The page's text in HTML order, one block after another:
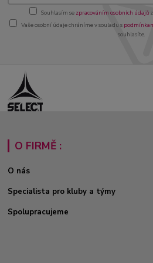
Souhlasím se zpracováním osobních údajů
Vaše osobní údaje chráníme v souladu s
souhlasíte.
O FIRMĚ :
O nás
Specialista pro kluby a týmy
Spolupracujeme